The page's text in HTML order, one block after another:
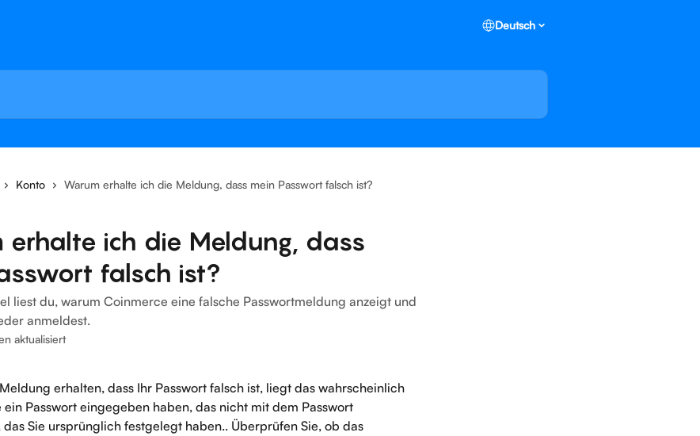
Deutsch
Konto Warum erhalte ich die Meldung, dass mein Passwort falsch ist?
erhalte ich die Meldung, dass
falsch ist?
liest du, warum Coinmerce eine falsche Passwortmeldung anzeigt und
anmeldest.
aktualisiert
erhalten, dass Ihr Passwort falsch ist, liegt das wahrscheinlich
ein Passwort eingegeben haben, das nicht mit dem Passwort
Sie ursprünglich festgelegt haben.. Überprüfen Sie, ob das